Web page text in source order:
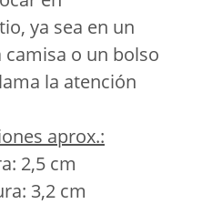
ya sea en un
o un bolso
la atención
aprox.:
2,5 cm
3,2 cm